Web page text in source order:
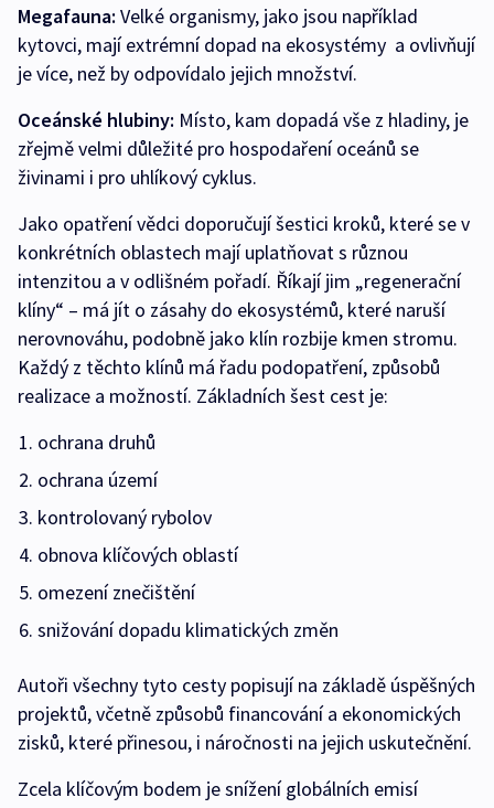
Megafauna: Velké organismy, jako jsou například
kytovci, mají extrémní dopad na ekosystémy a ovlivňují
je více, než by odpovídalo jejich množství.
Oceánské hlubiny: Místo, kam dopadá vše z hladiny, je
zřejmě velmi důležité pro hospodaření oceánů se
živinami i pro uhlíkový cyklus.
Jako opatření vědci doporučují šestici kroků, které se v
konkrétních oblastech mají uplatňovat s různou
intenzitou a v odlišném pořadí. Říkají jim „regenerační
klíny“ –⁠ má jít o zásahy do ekosystémů, které naruší
nerovnováhu, podobně jako klín rozbije kmen stromu.
Každý z těchto klínů má řadu podopatření, způsobů
realizace a možností. Základních šest cest je:
ochrana druhů
ochrana území
kontrolovaný rybolov
obnova klíčových oblastí
omezení znečištění
snižování dopadu klimatických změn
Autoři všechny tyto cesty popisují na základě úspěšných
projektů, včetně způsobů financování a ekonomických
zisků, které přinesou, i náročnosti na jejich uskutečnění.
Zcela klíčovým bodem je snížení globálních emisí